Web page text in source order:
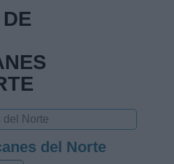
del Norte